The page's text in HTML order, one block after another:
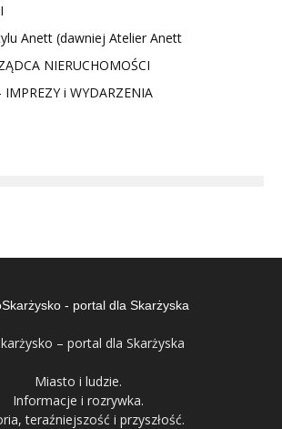
Anett (dawniej Atelier Anett
NIERUCHOMOŚCI
IMPREZY i WYDARZENIA
– portal dla Skarżyska
Miasto i ludzie.
Informacje i rozrywka.
teraźniejszość i przyszłość.